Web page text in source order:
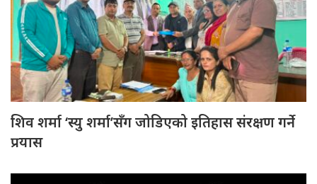
शिव शर्मा ‘स्यु शर्मा’सँग जोडिएको इतिहास संरक्षण गर्ने
प्रयास